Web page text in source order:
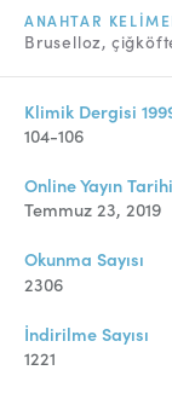
Editoryal Süreç
Yazarlara Bilgi
Dizinler
Telif Hakları
ANAHTAR
Bruselloz
Klimik Dergisi
104-106
Online Yayın Tarihi
Temmuz 23, 2019
Okunma Sayısı
2306
İndirilme Sayısı
1221